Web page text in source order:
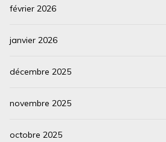
février 2026
janvier 2026
décembre 2025
novembre 2025
octobre 2025